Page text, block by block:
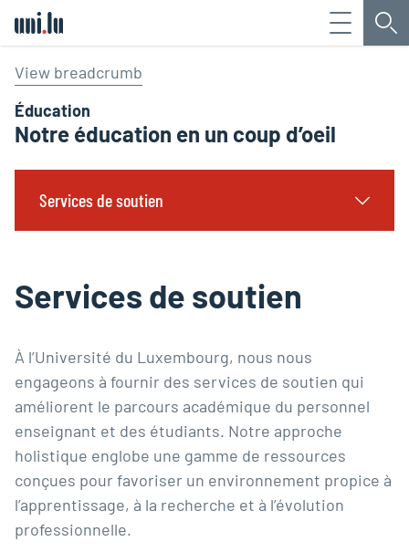
Menu
View breadcrumb
Éducation
Notre éducation en un coup d’oeil
Services de soutien
Services de soutien
À l’Université du Luxembourg, nous nous
engageons à fournir des services de soutien qui
améliorent le parcours académique du personnel
enseignant et des étudiants. Notre approche
holistique englobe une gamme de ressources
conçues pour favoriser un environnement propice à
l’apprentissage, à la recherche et à l’évolution
professionnelle.